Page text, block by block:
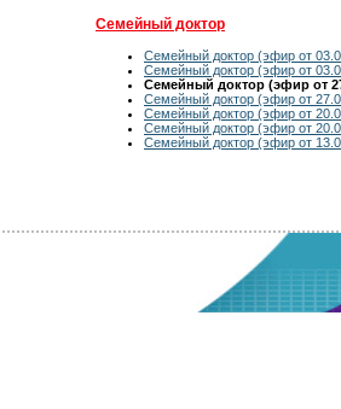
Семейный доктор
Семейный доктор (эфир от
Семейный доктор (эфир от
Семейный доктор (эфир от
Семейный доктор (эфир от
Семейный доктор (эфир от
Семейный доктор (эфир от
Семейный доктор (эфир от